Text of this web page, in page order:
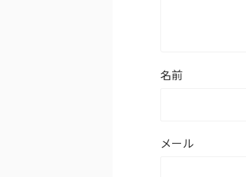
名前
メール